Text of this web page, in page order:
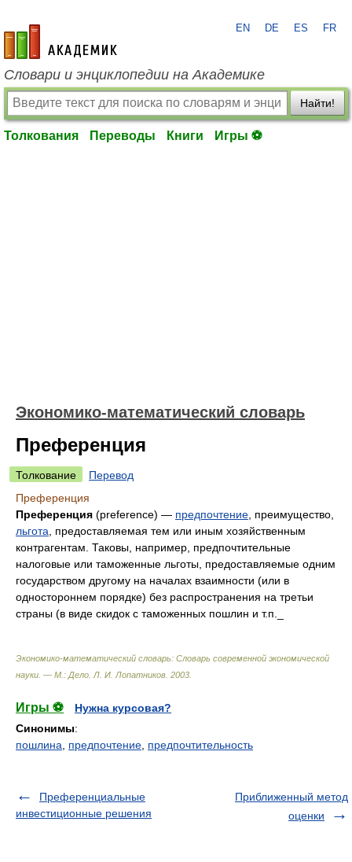
academic.ru
EN DE ES FR
Словари и энциклопедии на Академике
Найти!
Толкования Переводы Книги Игры ⚽
Экономико-математический словарь
Преференция
Толкование
Перевод
Преференция
Преференция (preference) — предпочтение , преимущество,
льгота , предоставляемая тем или иным хозяйственным
контрагентам. Таковы, например, предпочтительные
налоговые или таможенные льготы, предоставляемые одним
государством другому на началах взаимности (или в
одностороннем порядке) без распространения на третьи
страны (в виде скидок с таможенных пошлин и т.п._
Экономико-математический словарь: Словарь современной экономической
науки. — М.: Дело Л. И. Лопатников 2003
Игры ⚽
Нужна курсовая?
Синонимы:
пошлина
предпочтение предпочтительность
Преференциальные
инвестиционные решения
Приближенный метод
оценки